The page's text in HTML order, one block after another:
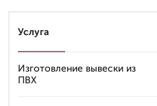
Услуга
Изготовление вывески из
ПВХ